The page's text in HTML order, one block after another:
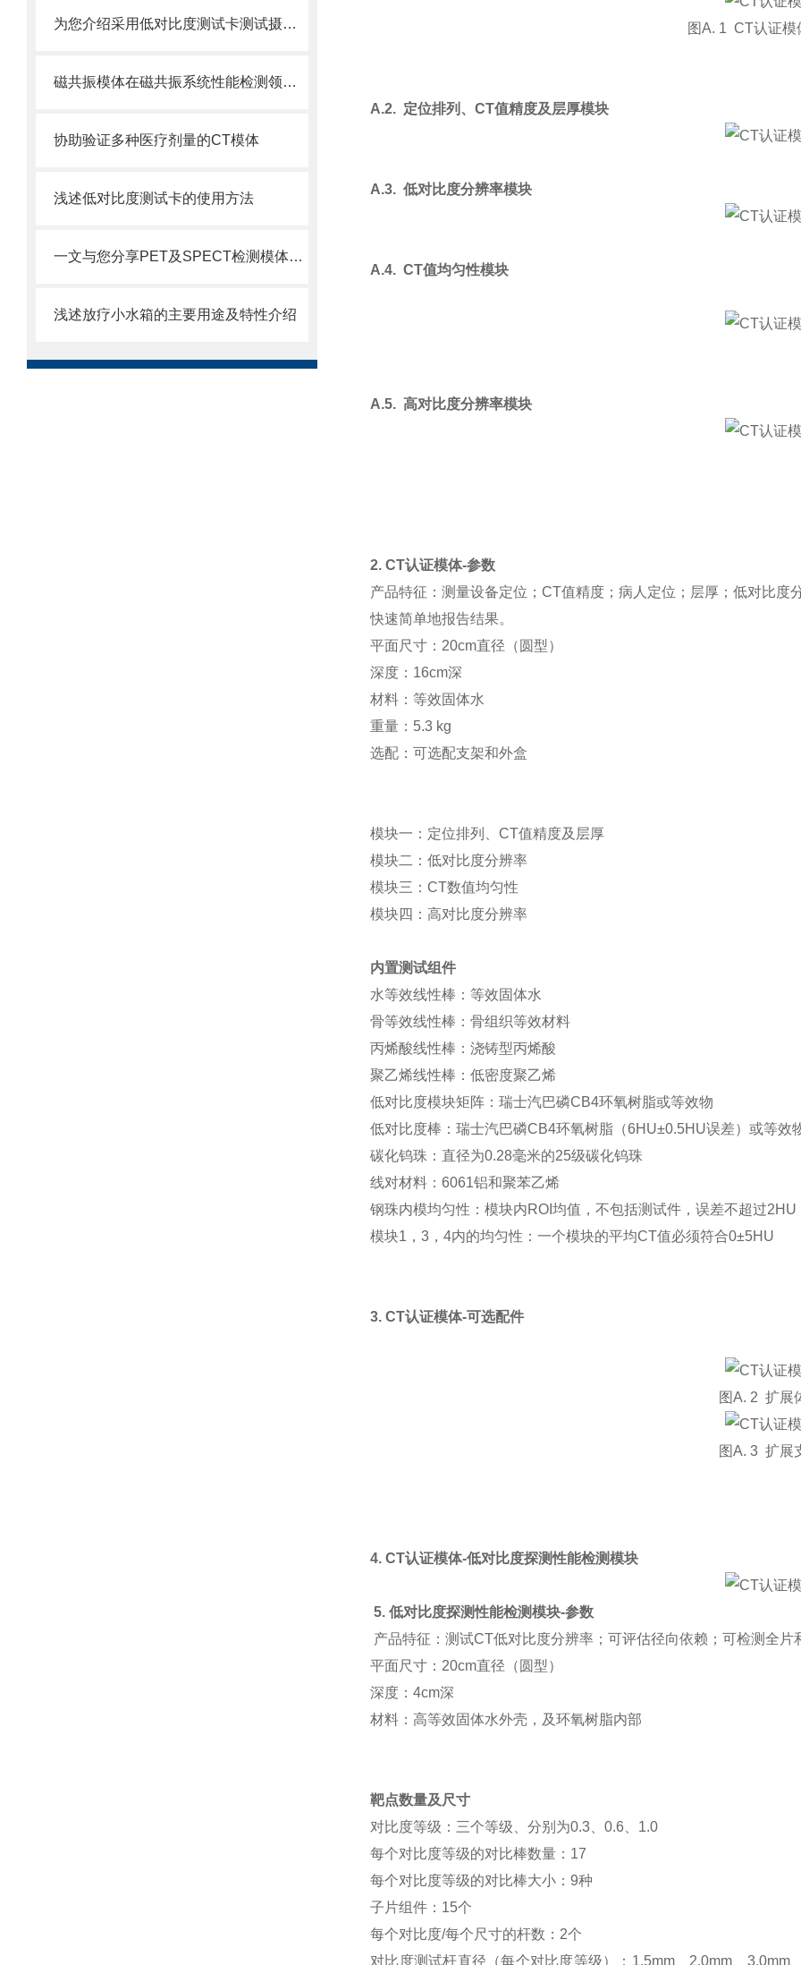
为您介绍采用低对比度测试卡测试摄像机动态范围的操作步骤
磁共振模体在磁共振系统性能检测领域中的重要作用
协助验证多种医疗剂量的CT模体
浅述低对比度测试卡的使用方法
一文与您分享PET及SPECT检测模体的主要应用
浅述放疗小水箱的主要用途及特性介绍
图A. 1 CT认证模
A.2. 定位排列、CT值精度及层厚模块
A.3. 低对比度分辨率模块
A.4. CT值均匀性模块
A.5. 高对比度分辨率模块
2. CT认证模体-参数
产品特征：测量设备定位；CT值精度；病人定位；层厚；低对比
快速简单地报告结果。
平面尺寸：20cm直径（圆型）
深度：16cm深
材料：等效固体水
重量：5.3 kg
选配：可选配支架和外盒
模块一：定位排列、CT值精度及层厚
模块二：低对比度分辨率
模块三：CT数值均匀性
模块四：高对比度分辨率
内置测试组件
水等效线性棒：等效固体水
骨等效线性棒：骨组织等效材料
丙烯酸线性棒：浇铸型丙烯酸
聚乙烯线性棒：低密度聚乙烯
低对比度模块矩阵：瑞士汽巴磷CB4环氧树脂或等效物
低对比度棒：瑞士汽巴磷CB4环氧树脂（6HU±0.5HU误差）或等效
碳化钨珠：直径为0.28毫米的25级碳化钨珠
线对材料：6061铝和聚苯乙烯
钢珠内模均匀性：模块内ROI均值，不包括测试件，误差不超过2HU
模块1，3，4内的均匀性：一个模块的平均CT值必须符合0±5HU
3. CT认证模体-可选配件
图A. 2 扩展
图A. 3 扩展
4. CT认证模体-低对比度探测性能检测模块
5. 低对比度探测性能检测模块-参数
产品特征：测试CT低对比度分辨率；可评估径向依赖；可检测全片
平面尺寸：20cm直径（圆型）
深度：4cm深
材料：高等效固体水外壳，及环氧树脂内部
靶点数量及尺寸
对比度等级：三个等级、分别为0.3、0.6、1.0
每个对比度等级的对比棒数量：17
每个对比度等级的对比棒大小：9种
子片组件：15个
每个对比度/每个尺寸的杆数：2个
对比度测试杆直径（每个对比度等级）：1.5mm、2.0mm、3.0mm